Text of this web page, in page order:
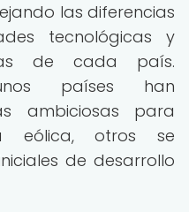
las diferencias
tecnológicas y
de cada país.
países han
ambiciosas para
eólica, otros se
de desarrollo